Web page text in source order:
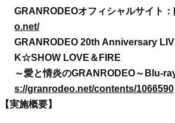
GRANRODEOオフィシャルサイト：
o.net/
GRANRODEO 20th Anniversary
K☆SHOW LOVE＆FIRE
～愛と情炎のGRANRODEO～Blu-
s://granrodeo.net/contents/1066590
【実施概要】